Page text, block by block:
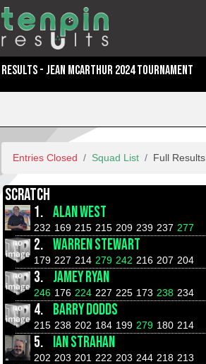
RESULTS - JEAN MCARTHUR 2024 TOURNAMENT
Entries Closed Squad List Full Results
SCRATCH
1. ALAN WEST
232 169 215 215 209 239 237 277
2. WARREN STEWART
179 227 214 279 242 216 207 204
3. JAMEY RYAN
246 176 224 227 225 173 238 234
4. BARRY DODDS
215 238 202 184 199 279 180 214
5. IAN STRAHAN
202 203 201 222 203 244 218 213